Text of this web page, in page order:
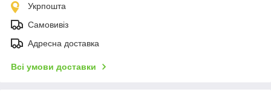
Укрпошта
Самовивіз
Адресна доставка
Всі умови доставки